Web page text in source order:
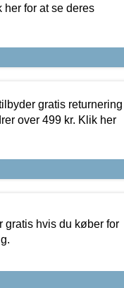
for at se deres
gratis returnering
over 499 kr. Klik her
gratis hvis du køber for